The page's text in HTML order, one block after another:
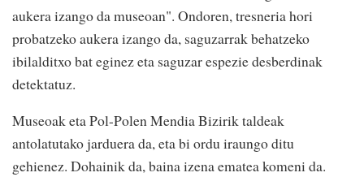
aukera izango da museoan". Ondoren, tresneria hori
probatzeko aukera izango da, saguzarrak behatzeko
ibilalditxo bat eginez eta saguzar espezie desberdinak
detektatuz.
Museoak eta Pol-Polen Mendia Bizirik taldeak
antolatutako jarduera da, eta bi ordu iraungo ditu
gehienez. Dohainik da, baina izena ematea komeni da.